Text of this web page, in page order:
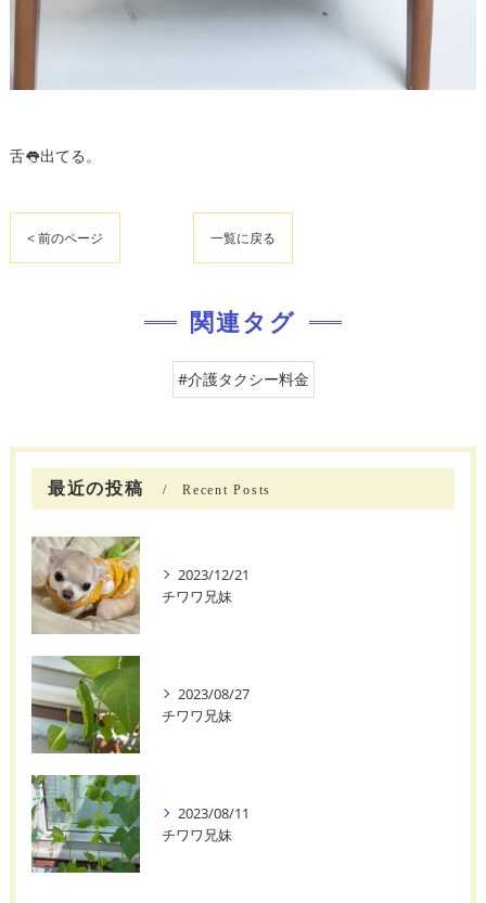
舌👅出てる。
< 前のページ 一覧に戻る
関連タグ
#介護タクシー料金
最近の投稿 Recent Posts
2023/12/21
チワワ兄妹
2023/08/27
チワワ兄妹
2023/08/11
チワワ兄妹